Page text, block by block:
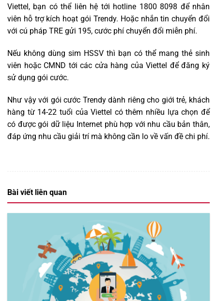
Viettel, bạn có thể liên hệ tới hotline 1800 8098 để nhân
viên hỗ trợ kích hoạt gói Trendy. Hoặc nhắn tin chuyển đổi
với cú pháp TRE gửi 195, cước phí chuyển đổi miễn phí.
Nếu không dùng sim HSSV thì bạn có thể mang thẻ sinh
viên hoặc CMND tới các cửa hàng của Viettel để đăng ký
sử dụng gói cước.
Như vậy với gói cước Trendy dành riêng cho giới trẻ, khách
hàng từ 14-22 tuổi của Viettel có thêm nhiều lựa chọn để
có được gói dữ liệu Internet phù hợp với nhu cầu bản thân,
đáp ứng nhu cầu giải trí mà không cần lo về vấn đề chi phí.
Bài viết liên quan